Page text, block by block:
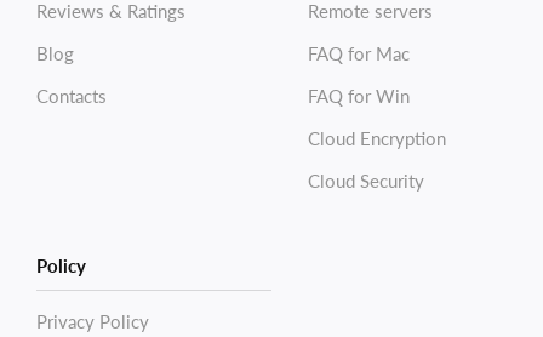
Reviews & Ratings
Blog
Contacts
Remote servers
FAQ for Mac
FAQ for Win
Cloud Encryption
Cloud Security
Policy
Privacy Policy